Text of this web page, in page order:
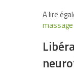
A lire